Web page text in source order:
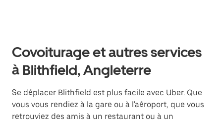
Covoiturage et autres services
à Blithfield, Angleterre
Se déplacer Blithfield est plus facile avec Uber. Que
vous vous rendiez à la gare ou à l'aéroport, que vous
retrouviez des amis à un restaurant ou à un